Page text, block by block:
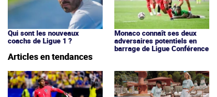
Qui sont les nouveaux
coachs de Ligue 1 ?
Monaco connaît ses deux
adversaires potentiels en
barrage de Ligue Conférence
Articles en tendances